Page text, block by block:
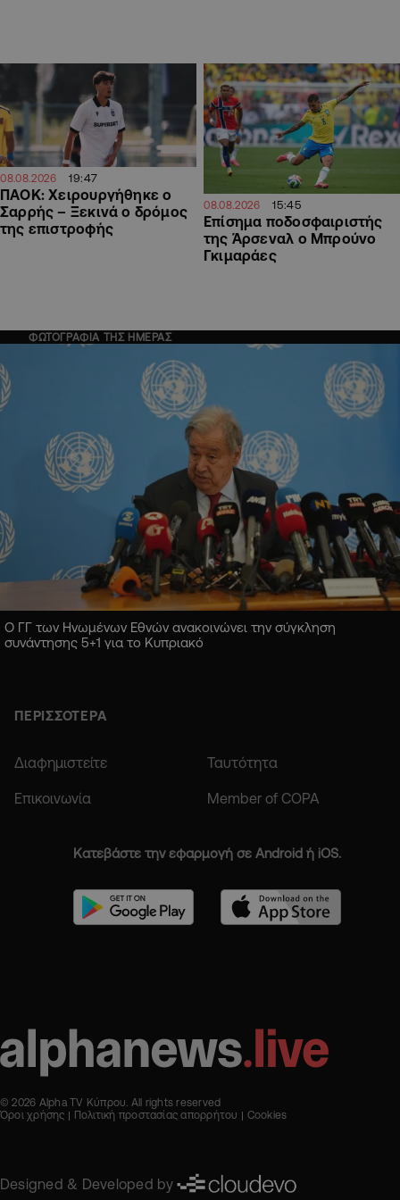
08.08.2026 19:47
ΠΑΟΚ: Χειρουργήθηκε ο
Σαρρής – Ξεκινά ο δρόμος
της επιστροφής
08.08.2026 15:45
Επίσημα ποδοσφαιριστής
της Άρσεναλ ο Μπρούνο
Γκιμαράες
ΦΩΤΟΓΡΑΦΙΑ ΤΗΣ ΗΜΕΡΑΣ
Ο ΓΓ των Ηνωμένων Εθνών ανακοινώνει την σύγκληση
συνάντησης 5+1 για το Κυπριακό
ΠΕΡΙΣΣΟΤΕΡΑ
Διαφημιστείτε Ταυτότητα
Επικοινωνία Member of COPA
Κατεβάστε την εφαρμογή σε Android ή iOS.
© 2026 Alpha TV Κύπρου. All rights reserved
Όροι χρήσης
Πολιτική προστασίας απορρήτου Cookies
Designed & Developed by